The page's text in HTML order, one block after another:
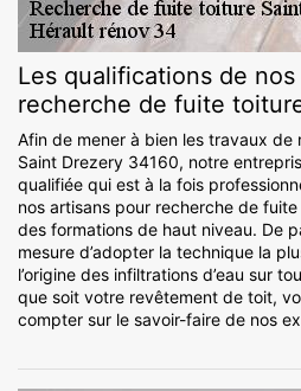
Les qualifications de
recherche de fuite
Afin de mener à bien les travaux
Saint Drezery 34160, notre
qualifiée qui est à la fois
nos artisans pour recherche de
des formations de haut niveau. De
mesure d’adopter la technique la
l’origine des infiltrations d’eau sur
que soit votre revêtement de toit,
compter sur le savoir-faire de nos